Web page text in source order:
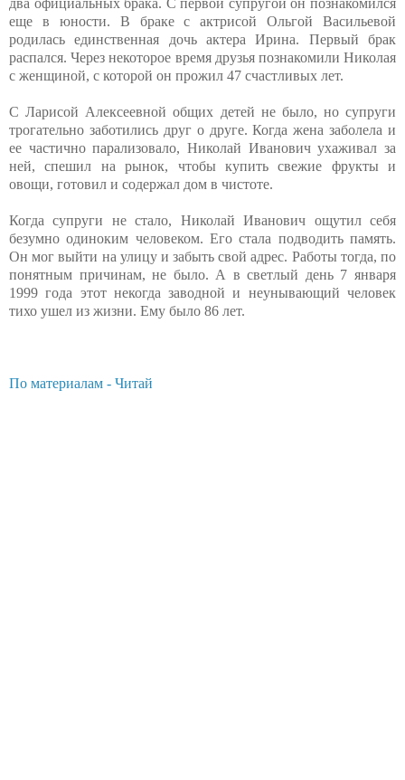
еще в юности. В браке с актрисой Ольгой Васильевой
родилась единственная дочь актера Ирина. Первый брак
распался. Через некоторое время друзья познакомили Николая
с женщиной, с которой он прожил 47 счастливых лет.
С Ларисой Алексеевной общих детей не было, но супруги
трогательно заботились друг о друге. Когда жена заболела и
ее частично парализовало, Николай Иванович ухаживал за
ней, спешил на рынок, чтобы купить свежие фрукты и
овощи, готовил и содержал дом в чистоте.
Когда супруги не стало, Николай Иванович ощутил себя
безумно одиноким человеком. Его стала подводить память.
Он мог выйти на улицу и забыть свой адрес. Работы тогда, по
понятным причинам, не было. А в светлый день 7 января
1999 года этот некогда заводной и неунывающий человек
тихо ушел из жизни. Ему было 86 лет.
По материалам - Читай